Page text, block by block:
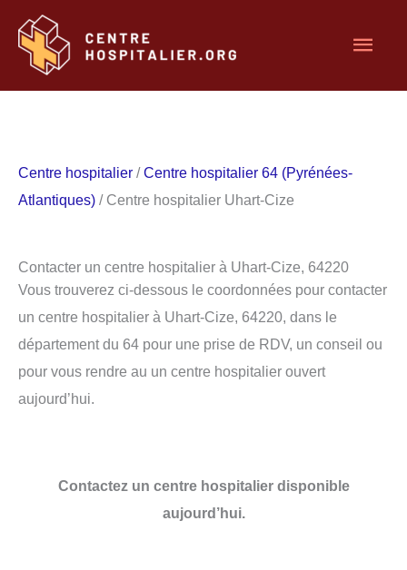
contenu
Centre hospitalier /Centre hospitalier 64 (Pyrénées-
Atlantiques) / Centre hospitalier Uhart-Cize
Contacter un centre hospitalier à Uhart-Cize, 64220
Vous trouverez ci-dessous le coordonnées pour contacter
un centre hospitalier à Uhart-Cize, 64220, dans le
département du 64 pour une prise de RDV, un conseil ou
pour vous rendre au un centre hospitalier ouvert
aujourd’hui.
Contactez un centre hospitalier disponible
aujourd’hui.